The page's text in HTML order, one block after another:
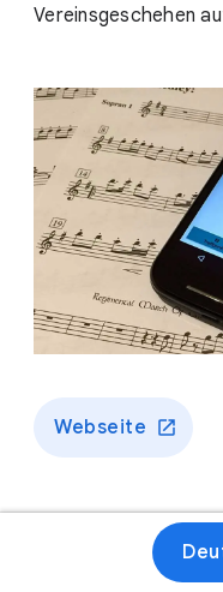
Vereinsgeschehen
Webseite